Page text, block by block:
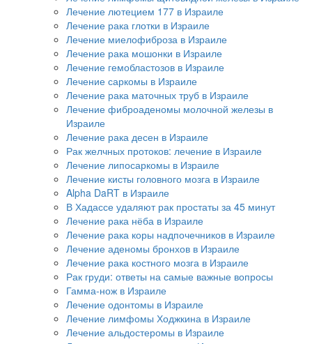
Лечение лютецием 177 в Израиле
Лечение рака глотки в Израиле
Лечение миелофиброза в Израиле
Лечение рака мошонки в Израиле
Лечение гемобластозов в Израиле
Лечение саркомы в Израиле
Лечение рака маточных труб в Израиле
Лечение фиброаденомы молочной железы в
Израиле
Лечение рака десен в Израиле
Рак желчных протоков: лечение в Израиле
Лечение липосаркомы в Израиле
Лечение кисты головного мозга в Израиле
Alpha DaRT в Израиле
В Хадассе удаляют рак простаты за 45 минут
Лечение рака нёба в Израиле
Лечение рака коры надпочечников в Израиле
Лечение аденомы бронхов в Израиле
Лечение рака костного мозга в Израиле
Рак груди: ответы на самые важные вопросы
Гамма-нож в Израиле
Лечение одонтомы в Израиле
Лечение лимфомы Ходжкина в Израиле
Лечение альдостеромы в Израиле